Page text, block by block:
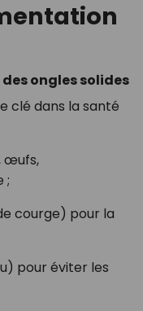
ongles solides
clé dans la santé
œufs,
;
courge) pour la
pour éviter les